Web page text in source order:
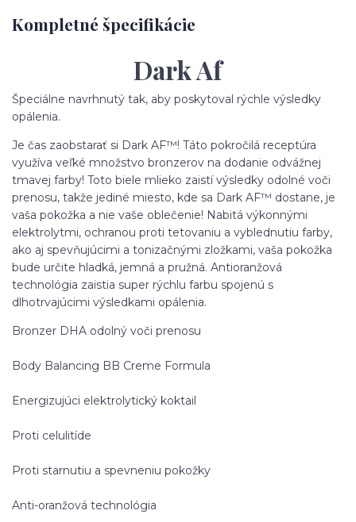
Kompletné špecifikácie
Dark Af
Špeciálne navrhnutý tak, aby poskytoval rýchle výsledky
opálenia.
Je čas zaobstarať si Dark AF™! Táto pokročilá receptúra
využíva veľké množstvo bronzerov na dodanie odvážnej
tmavej farby! Toto biele mlieko zaistí výsledky odolné voči
prenosu, takže jediné miesto, kde sa Dark AF™ dostane, je
vaša pokožka a nie vaše oblečenie! Nabitá výkonnými
elektrolytmi, ochranou proti tetovaniu a vyblednutiu farby,
ako aj spevňujúcimi a tonizačnými zložkami, vaša pokožka
bude určite hladká, jemná a pružná. Antioranžová
technológia zaistia super rýchlu farbu spojenú s
dlhotrvajúcimi výsledkami opálenia.
Bronzer DHA odolný voči prenosu
Body Balancing BB Creme Formula
Energizujúci elektrolytický koktail
Proti celulitíde
Proti starnutiu a spevneniu pokožky
Anti-oranžová technológia